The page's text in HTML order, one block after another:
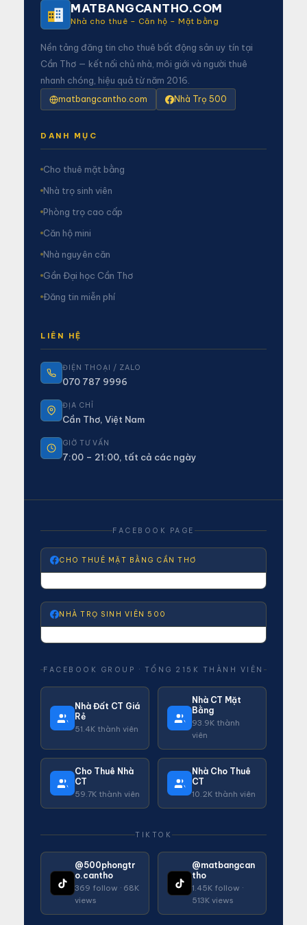
MATBANGCANTHO.COM
Nhà cho thuê – Căn hộ – Mặt bằng
Nền tảng đăng tin cho thuê bất động sản uy tín tại
Cần Thơ — kết nối chủ nhà, môi giới và người thuê
nhanh chóng, hiệu quả từ năm 2016.
matbangcantho.com Nhà Trọ 500
DANH MỤC
Cho thuê mặt bằng
Nhà trọ sinh viên
Phòng trọ cao cấp
Căn hộ mini
Nhà nguyên căn
Gần Đại học Cần Thơ
Đăng tin miễn phí
LIÊN HỆ
ĐIỆN THOẠI / ZALO
070 787 9996
ĐỊA CHỈ
Cần Thơ, Việt Nam
GIỜ TƯ VẤN
7:00 – 21:00, tất cả các ngày
FACEBOOK PAGE
CHO THUÊ MẶT BẰNG CẦN THƠ
NHÀ TRỌ SINH VIÊN 500
FACEBOOK GROUP · TỔNG 215K THÀNH VIÊN
Nhà Đất CT Giá
Rẻ
51.4K thành viên
Nhà CT Mặt
Bằng
93.9K thành
viên
Cho Thuê Nhà
CT
59.7K thành viên
Nhà Cho Thuê
CT
10.2K thành viên
TIKTOK
@500phongtr
o.cantho
369 follow · 68K
views
@matbangcan
tho
1.45K follow ·
513K views